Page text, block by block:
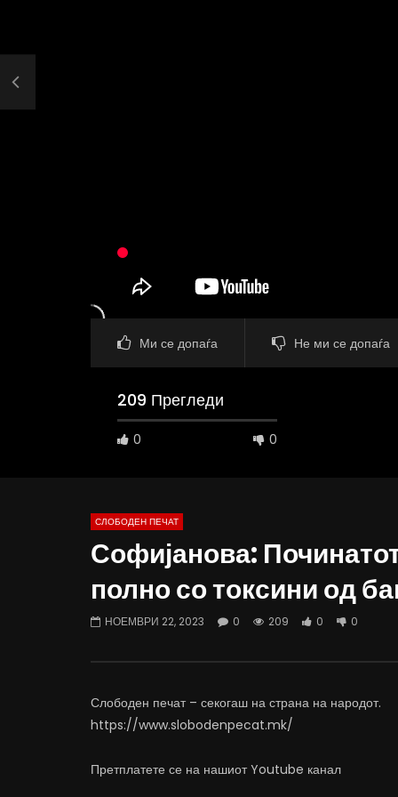
Ми се допаѓа Не ми се допаѓа
209 Прегледи
0 0
09:05
Вести на „Слободен Печат“
04.08.2026
19:50
СЛОБОДЕН ПЕЧАТ
Софијанова:
полно со токсини од
НОЕМВРИ 22, 2023 0 209 0 0
Слободен печат – секогаш на страна на народот.
https://www.slobodenpecat.mk/
Претплатете се на нашиот Youtube канал